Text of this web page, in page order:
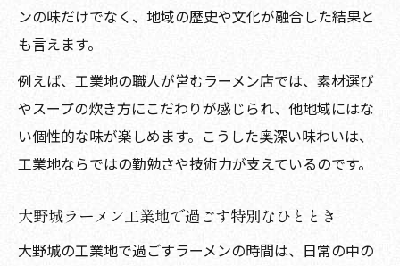
ンの味だけでなく、地域の歴史や文化が融合した結果と
も言えます。
例えば、工業地の職人が営むラーメン店では、素材選び
やスープの炊き方にこだわりが感じられ、他地域にはな
い個性的な味が楽しめます。こうした奥深い味わいは、
工業地ならではの勤勉さや技術力が支えているのです。
大野城ラーメン工業地で過ごす特別なひととき
大野城の工業地で過ごすラーメンの時間は、日常の中の